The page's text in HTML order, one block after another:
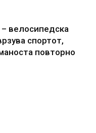
велосипедска
спортот,
повторно